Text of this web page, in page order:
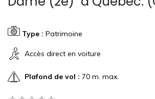
Type : Patrimoine
Accès direct en voiture
Plafond de vol : 70 m. max.